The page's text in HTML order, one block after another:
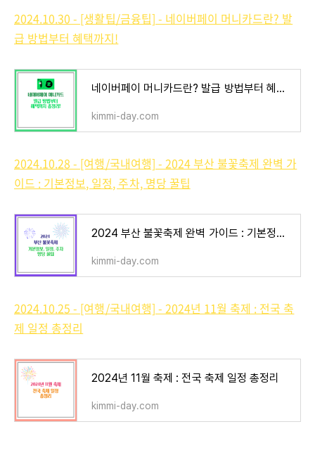
2024.10.30 - [생활팁/금융팁] - 네이버페이 머니카드란? 발
급 방법부터 혜택까지!
네이버페이 머니카드란? 발급 방법부터 혜택까지!
kimmi-day.com
2024.10.28 - [여행/국내여행] - 2024 부산 불꽃축제 완벽 가
이드 : 기본정보, 일정, 주차, 명당 꿀팁
2024 부산 불꽃축제 완벽 가이드 : 기본정보, 일정, 주차, 명당 꿀팁
kimmi-day.com
2024.10.25 - [여행/국내여행] - 2024년 11월 축제 : 전국 축
제 일정 총정리
2024년 11월 축제 : 전국 축제 일정 총정리
kimmi-day.com